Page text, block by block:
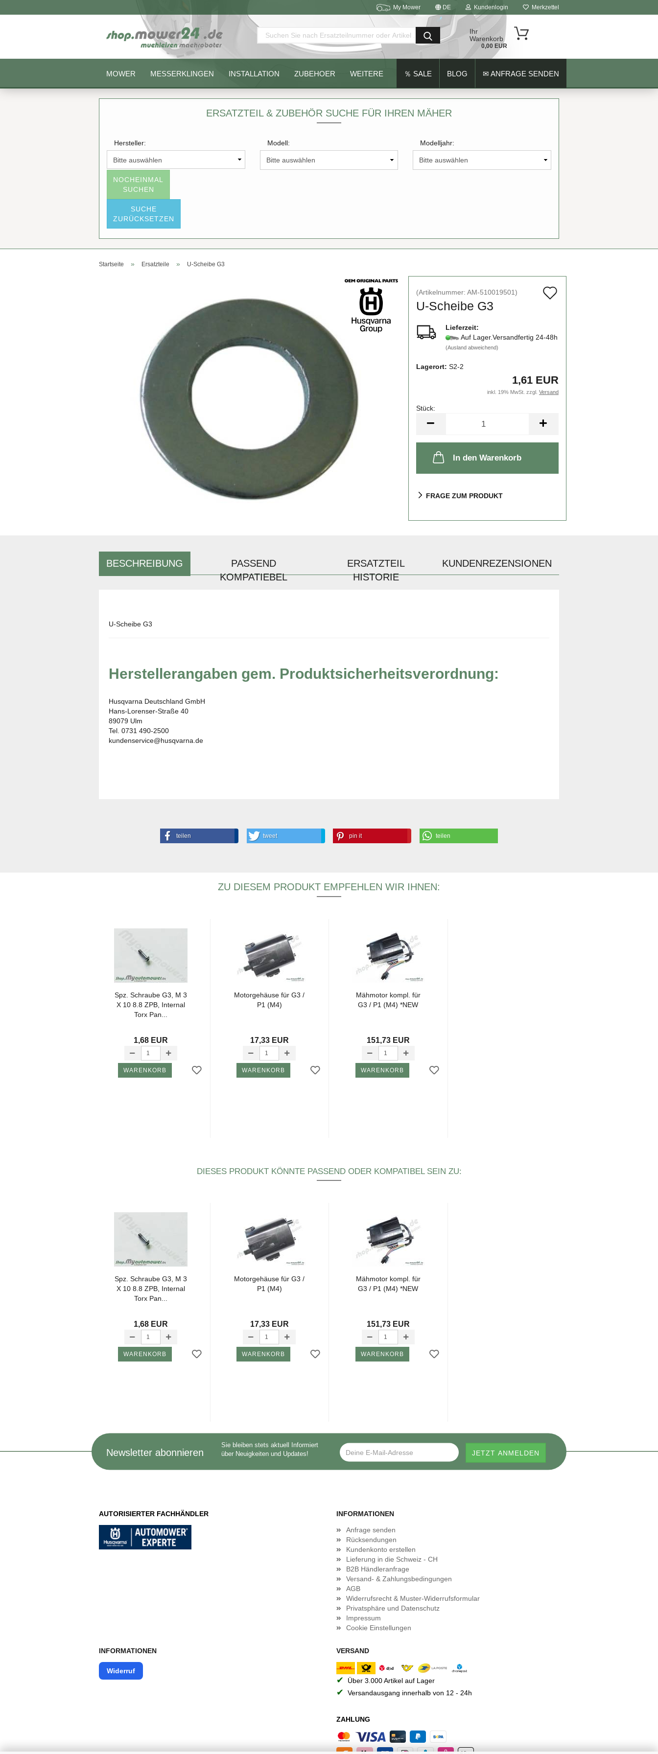
My Mower DE Kundenlogin
Passwort vergessen?
Merkzettel
Ihr
Warenkorb
0,00 EUR
MOWER MESSERKLINGEN INSTALLATION ZUBEHOER ％ SALE BLOG ✉ ANFRAGE SENDEN
WEITERE
ERSATZTEIL & ZUBEHÖR SUCHE FÜR IHREN MÄHER
Hersteller: Modell: Modelljahr:
NOCHEINMAL
SUCHEN
SUCHE
ZURÜCKSETZEN
Startseite » Ersatzteile » U-Scheibe G3
(Artikelnummer: AM-510019501)
U-​Scheibe G3
Lieferzeit:
Auf Lager.Versandfertig 24-48h
(Ausland abweichend)
Lagerort: S2-2
1,61 EUR
inkl. 19% MwSt. zzgl. Versand
Stück:
Stück
In den Warenkorb
FRAGE ZUM PRODUKT
BESCHREIBUNG
PASSEND
KOMPATIEBEL
ERSATZTEIL
HISTORIE
KUNDENREZENSIONEN
U-Scheibe G3
Herstellerangaben gem. Produktsicherheitsverordnung:
Husqvarna Deutschland GmbH
Hans-Lorenser-Straße 40
89079 Ulm
Tel. 0731 490-2500
kundenservice@husqvarna.de
teilen tweet pin it teilen
ZU DIESEM PRODUKT EMPFEHLEN WIR IHNEN:
Spz. Schrau­be G3, M 3
X 10 8.8 ZPB, In­ter­nal
Torx Pan...
1,68 EUR
WARENKORB
Mo­t­or­ge­häu­se für G3 /
P1 (M4)
17,33 EUR
WARENKORB
Mäh­mo­tor kompl. für
G3 / P1 (M4) *NEW
151,73 EUR
WARENKORB
DIESES PRODUKT KÖNNTE PASSEND ODER KOMPATIBEL SEIN ZU:
Spz. Schrau­be G3, M 3
X 10 8.8 ZPB, In­ter­nal
Torx Pan...
1,68 EUR
WARENKORB
Mo­t­or­ge­häu­se für G3 /
P1 (M4)
17,33 EUR
WARENKORB
Mäh­mo­tor kompl. für
G3 / P1 (M4) *NEW
151,73 EUR
WARENKORB
Newsletter abonnieren
Sie bleiben stets aktuell Informiert
über Neuigkeiten und Updates!
AUTORISIERTER FACHHÄNDLER INFORMATIONEN
Anfrage senden
Rücksendungen
Kundenkonto erstellen
Lieferung in die Schweiz - CH
B2B Händleranfrage
Versand- & Zahlungsbedingungen
AGB
Widerrufsrecht & Muster-Widerrufsformular
Privatsphäre und Datenschutz
Impressum
Cookie Einstellungen
INFORMATIONEN
Widerruf
VERSAND
✔ Über 3.000 Artikel auf Lager
✔ Versandausgang innerhalb von 12 - 24h
ZAHLUNG